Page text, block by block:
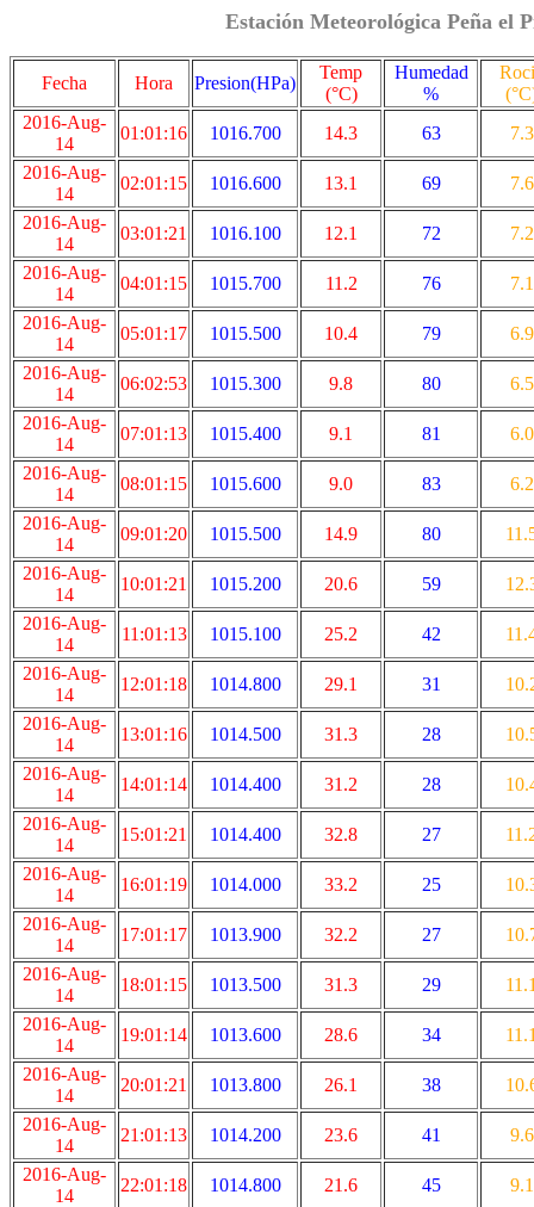
Estación Meteorológica Peña el
Fecha Hora Presion(HPa)
Temp
(°C)
Humedad
%
2016-Aug-
14
01:01:16 1016.700 14.3 63
7.3
2016-Aug-
14
02:01:15 1016.600 13.1 69
7.6
2016-Aug-
14
03:01:21 1016.100 12.1 72
7.2
2016-Aug-
14
04:01:15 1015.700 11.2 76
7.1
2016-Aug-
14
05:01:17 1015.500 10.4 79
6.9
2016-Aug-
14
06:02:53 1015.300 9.8 80
6.5
2016-Aug-
14
07:01:13 1015.400 9.1 81
6.0
2016-Aug-
14
08:01:15 1015.600 9.0 83
6.2
2016-Aug-
14
09:01:20 1015.500 14.9 80
2016-Aug-
14
10:01:21 1015.200 20.6 59
2016-Aug-
14
11:01:13 1015.100 25.2 42
2016-Aug-
14
12:01:18 1014.800 29.1 31
2016-Aug-
14
13:01:16 1014.500 31.3 28
2016-Aug-
14
14:01:14 1014.400 31.2 28
2016-Aug-
14
15:01:21 1014.400 32.8 27
2016-Aug-
14
16:01:19 1014.000 33.2 25
2016-Aug-
14
17:01:17 1013.900 32.2 27
2016-Aug-
14
18:01:15 1013.500 31.3 29
2016-Aug-
14
19:01:14 1013.600 28.6 34
2016-Aug-
14
20:01:21 1013.800 26.1 38
2016-Aug-
14
21:01:13 1014.200 23.6 41
9.6
2016-Aug-
14
22:01:18 1014.800 21.6 45
9.1